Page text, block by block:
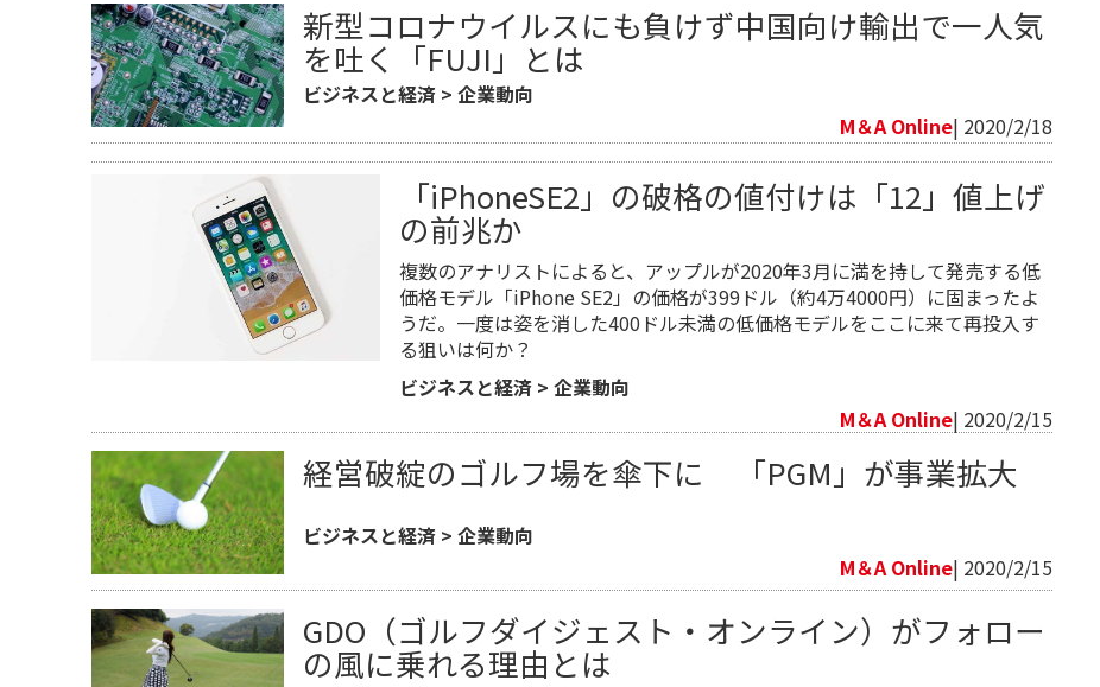
新型コロナウイルスにも負けず中国向け輸出で一人気
を吐く「FUJI」とは
ビジネスと経済 >企業動向
M＆A Online| 2020/2/18
「iPhoneSE2」の破格の値付けは「12」値上げ
の前兆か
複数のアナリストによると、アップルが2020年3月に満を持して発売する低
価格モデル「iPhone SE2」の価格が399ドル（約4万4000円）に固まったよ
うだ。一度は姿を消した400ドル未満の低価格モデルをここに来て再投入す
る狙いは何か？
ビジネスと経済> 企業動向
M＆A Online| 2020/2/15
経営破綻のゴルフ場を傘下に 「PGM」が事業拡大
ビジネスと経済 >企業動向
M＆A Online| 2020/2/15
GDO（ゴルフダイジェスト・オンライン）がフォロー
の風に乗れる理由とは